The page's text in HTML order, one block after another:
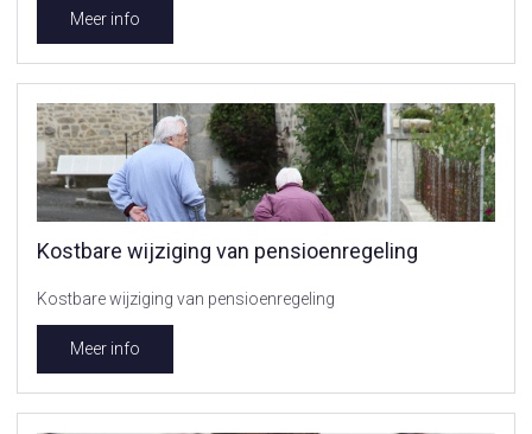
Meer info
Kostbare wijziging van pensioenregeling
Kostbare wijziging van pensioenregeling
Meer info